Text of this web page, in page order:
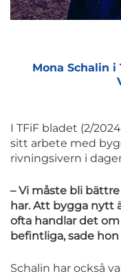
Mona Schalin i
I TFiF bladet (2/
sitt arbete med
rivningsivern i
– Vi måste bli
har. Att bygga nytt
ofta handlar det
befintliga, sade hon
Schalin har också